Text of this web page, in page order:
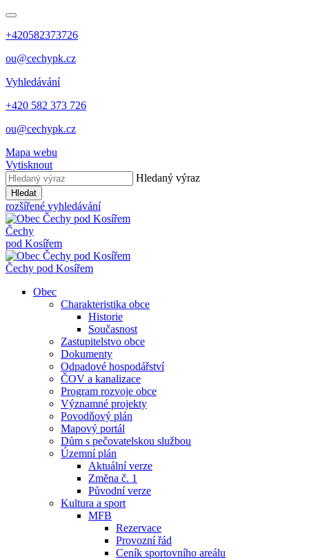
+420582373726
ou@cechypk.cz
Vyhledávání
+420 582 373 726
ou@cechypk.cz
Mapa webu
Vytisknout
Hledaný výraz
Hledat
rozšířené vyhledávání
Čechy
pod Kosířem
Čechy pod Kosířem
Obec
Charakteristika obce
Historie
Současnost
Zastupitelstvo obce
Dokumenty
Odpadové hospodářství
ČOV a kanalizace
Program rozvoje obce
Významné projekty
Povodňový plán
Mapový portál
Dům s pečovatelskou službou
Územní plán
Aktuální verze
Změna č. 1
Původní verze
Kultura a sport
MFB
Rezervace
Provozní řád
Ceník sportovního areálu